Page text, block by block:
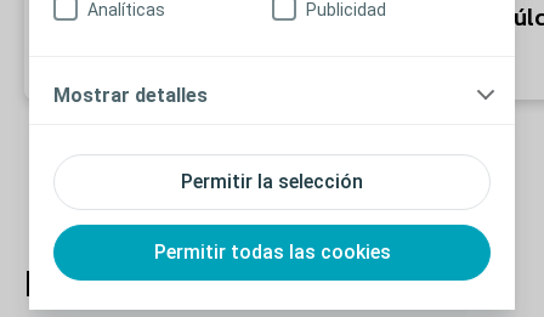
Permitir la selección
Permitir todas las cookies
Analíticas Publicidad
Mostrar detalles
Evaluación de las heridas